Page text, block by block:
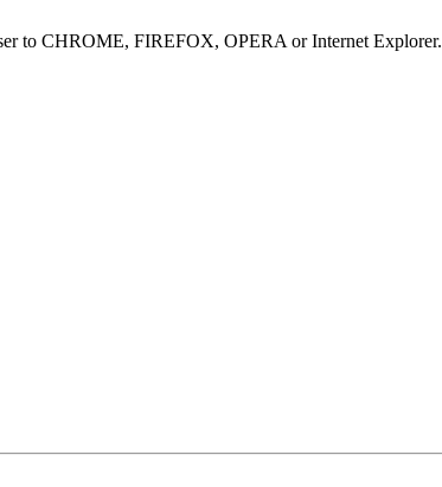
to CHROME, FIREFOX, OPERA or Internet Explorer.